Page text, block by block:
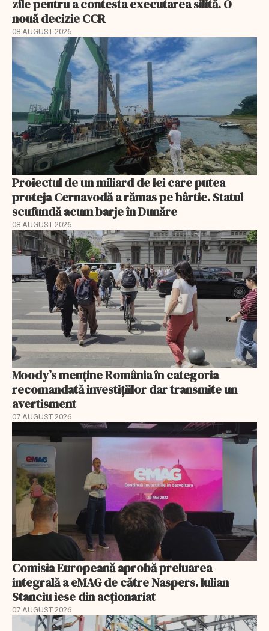
zile pentru a contesta executarea silită. O
nouă decizie CCR
08 AUGUST 2026
Proiectul de un miliard de lei care putea
proteja Cernavodă a rămas pe hârtie. Statul
scufundă acum barje în Dunăre
08 AUGUST 2026
Moody’s menține România în categoria
recomandată investițiilor dar transmite un
avertisment
07 AUGUST 2026
Comisia Europeană aprobă preluarea
integrală a eMAG de către Naspers. Iulian
Stanciu iese din acționariat
07 AUGUST 2026